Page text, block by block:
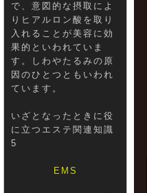
で、意図的な摂取によ
りヒアルロン酸を取り
入れることが美容に効
果的といわれていま
す。しわやたるみの原
因のひとつともいわれ
ています。
いざとなったときに役
に立つエステ関連知識
5
EMS